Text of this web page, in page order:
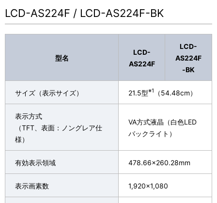
ま
す
ョ
ン
LCD-AS224F / LCD-AS224F-BK
型名
LCD-
AS224F
LCD-
AS224F
-BK
サイズ（表示サイズ） 21.5型※1 （54.48cm）
表示方式
（TFT、表面：ノングレア仕
様）
VA方式液晶（白色LED
バックライト）
有効表示領域 478.66×260.28mm
表示画素数 1,920×1,080